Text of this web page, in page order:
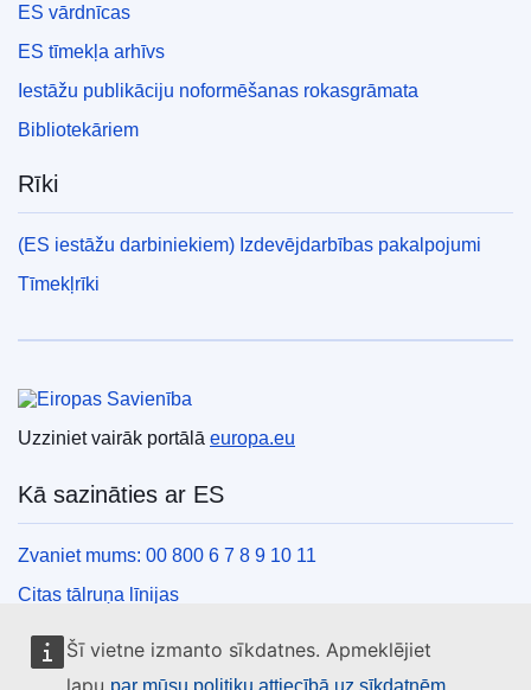
Šī vietne izmanto sīkdatnes. Apmeklējiet
lapu par mūsu politiku attiecībā uz sīkdatnēm
ES vārdnīcas
ES tīmekļa arhīvs
Iestāžu publikāciju noformēšanas rokasgrāmata
Bibliotekāriem
Rīki
(ES iestāžu darbiniekiem) Izdevējdarbības pakalpojumi
Tīmekļrīki
Eiropas Savienība
Uzziniet vairāk portālā europa.eu
Kā sazināties ar ES
Zvaniet mums: 00 800 6 7 8 9 10 11
Citas tālruņa līnijas
Saziņas veidlapa
ES centru kontaktinformācija